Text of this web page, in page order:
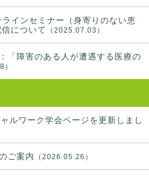
インセミナー（身寄りのない患
について
（2025.07.03）
「障害のある人が遭遇する医療の
ルワーク学会ページを更新しまし
ご案内 （2026.05.26）